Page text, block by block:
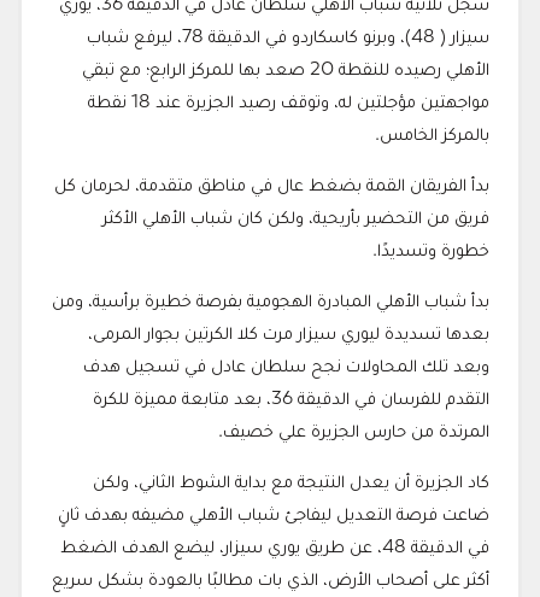
سيزار ( 48)، وبرنو كاسكاردو في الدقيقة 78، ليرفع شباب
الأهلي رصيده للنقطة 20 صعد بها للمركز الرابع؛ مع تبقي
مواجهتين مؤجلتين له، وتوقف رصيد الجزيرة عند 18 نقطة
بالمركز الخامس.
بدأ الفريقان القمة بضغط عال في مناطق متقدمة، لحرمان كل
فريق من التحضير بأريحية، ولكن كان شباب الأهلي الأكثر
خطورة وتسديدًا.
بدأ شباب الأهلي المبادرة الهجومية بفرصة خطيرة برأسية، ومن
بعدها تسديدة ليوري سيزار مرت كلا الكرتين بجوار المرمى،
وبعد تلك المحاولات نجح سلطان عادل في تسجيل هدف
التقدم للفرسان في الدقيقة 36، بعد متابعة مميزة للكرة
المرتدة من حارس الجزيرة علي خصيف.
كاد الجزيرة أن يعدل النتيجة مع بداية الشوط الثاني، ولكن
ضاعت فرصة التعديل ليفاجئ شباب الأهلي مضيفه بهدف ثانٍ
في الدقيقة 48، عن طريق يوري سيزار، ليضع الهدف الضغط
أكثر على أصحاب الأرض، الذي بات مطالبًا بالعودة بشكل سريع